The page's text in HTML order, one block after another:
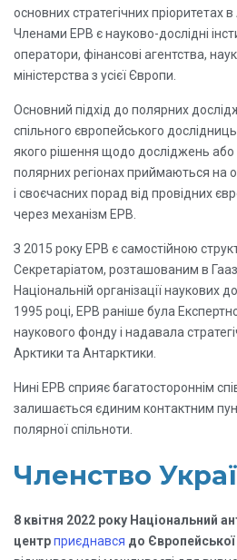
основних стратегічних пріоритетах
Членами EPB є науково-дослідні
оператори, фінансові агентства,
міністерства з усієї Європи.
Основний підхід до полярних
спільного європейського
якого рішення щодо досліджень або
полярних регіонах приймаються на
і своєчасних порад від провідних
через механізм EPB.
З 2015 року EPB є самостійною
Секретаріатом, розташованим в
Національній організації наукових
1995 році, EPB раніше була
наукового фонду і надавала
Арктики та Антарктики.
Нині EPB сприяє багатостороннім
залишається єдиним контактним
полярної спільноти.
Членство
8 квітня 2022 року Національний
центрприєднався до